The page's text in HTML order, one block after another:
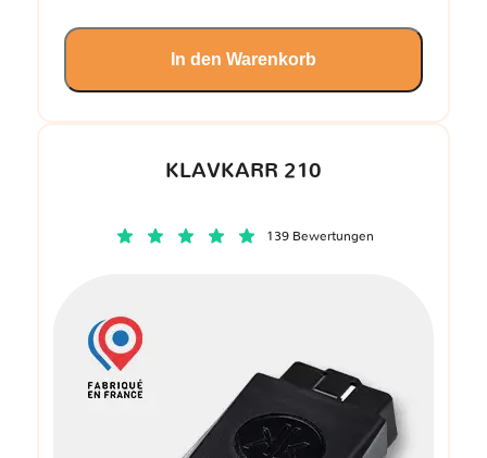
KLAVKARR 210
139 Bewertungen
In den Warenkorb